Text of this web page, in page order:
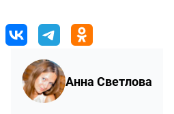
Анна Светлова